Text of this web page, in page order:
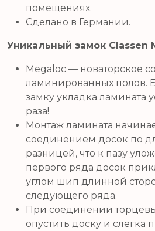
помещениях.
Сделано в Германии.
Уникальный замок Classen
Megaloc — новаторское
ламинированных полов.
замку укладка ламината
раза!
Монтаж ламината
соединением досок по
разницей, что к пазу
первого ряда досок
углом шип длинной
следующего ряда.
При соединении
опустить доску и слегка